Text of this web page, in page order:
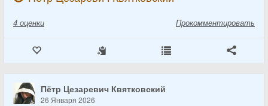
4 оценки Прокомментировать
Пётр Цезаревич Квятковский
26 Января 2026